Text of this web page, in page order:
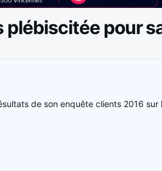
plébiscitée pour
de son enquête clients 2016